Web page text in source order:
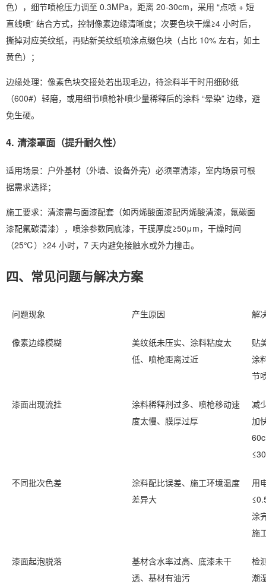
色），细节喷枪压力调至 0.3MPa，距离 20-30cm，采用 “点喷 + 短
直线喷” 结合方式，控制像素边缘清晰度；次要色块干燥≥4 小时后，
撕掉对应美纹纸，再贴新美纹纸喷涂点缀色块（占比 10% 左右，如土
黄色）；
边缘处理：像素色块交接处若出现毛边，待涂料半干时用细砂纸
（600#）轻磨，或用细节喷枪补喷少量稀释后的涂料 “晕染” 边缘，避
免生硬。
4. 清漆罩面（提升耐久性）
适用场景：户外基材（外墙、设备外壳）必须罩清漆，室内场景可根
据需求选择；
施工要求：清漆需与面漆配套（如丙烯酸面漆配丙烯酸清漆，氟碳面
漆配氟碳清漆），喷涂参数同底漆，干膜厚度≥50μm，干燥时间
（25℃）≥24 小时，7 天内避免接触水或外力撞击。
四、常见问题与解决方案
问题现象 产生原因 解
像素边缘模糊
美纹纸未压实、涂料粘度太
低、喷枪距离过近
贴
涂
节
漆面出现流挂
涂料稀释剂过多、喷枪移动速
度太慢、膜厚过厚
减
加
不同批次色差
涂料配比误差、施工环境温度
差异大
用
涂
施
漆面起泡脱落
基材含水率过高、底漆未干
透、基材有油污
检
潮